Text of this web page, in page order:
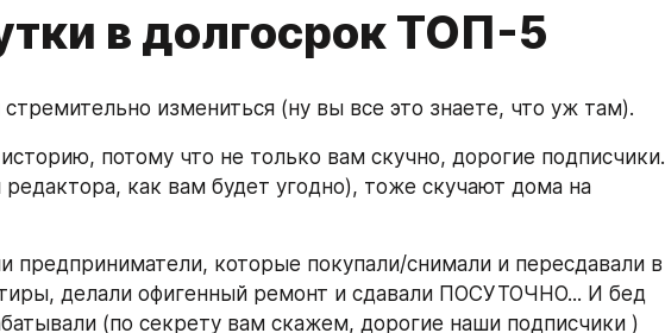
в долгосрок ТОП-5
измениться (ну вы все это знаете, что уж там).
потому что не только вам скучно, дорогие подписчики.
как вам будет угодно), тоже скучают дома на
предприниматели, которые покупали/снимали и пересдавали в
делали офигенный ремонт и сдавали ПОСУТОЧНО... И бед
(по секрету вам скажем, дорогие наши подписчики )